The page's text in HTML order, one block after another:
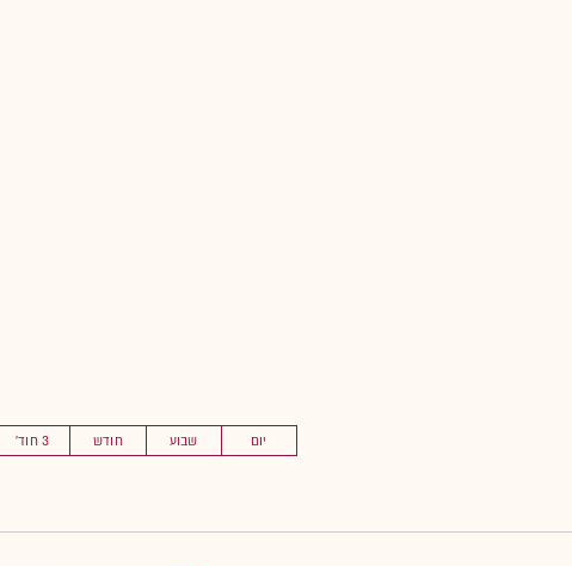
יום שבוע חודש 3 חוד'